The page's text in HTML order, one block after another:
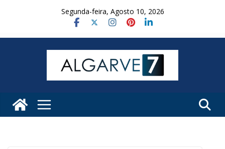
Segunda-feira, Agosto 10, 2026